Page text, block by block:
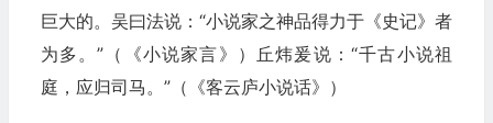
巨大的。吴曰法说：“小说家之神品得力于《史记》者
为多。”（《小说家言》）丘炜爰说：“千古小说祖
庭，应归司马。”（《客云庐小说话》）